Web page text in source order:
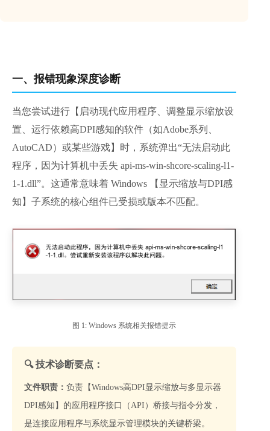
一、报错现象深度诊断
当您尝试进行【启动现代应用程序、调整显示缩放设
置、运行依赖高DPI感知的软件（如Adobe系列、
AutoCAD）或某些游戏】时，系统弹出“无法启动此
程序，因为计算机中丢失 api-ms-win-shcore-scaling-l1-
1-1.dll”。这通常意味着 Windows 【显示缩放与DPI感
知】子系统的核心组件已受损或版本不匹配。
图 1: Windows 系统相关报错提示
🔍 技术诊断要点：
文件职责： 负责【Windows高DPI显示缩放与多显示器
DPI感知】的应用程序接口（API）桥接与指令分发，
是连接应用程序与系统显示管理模块的关键桥梁。